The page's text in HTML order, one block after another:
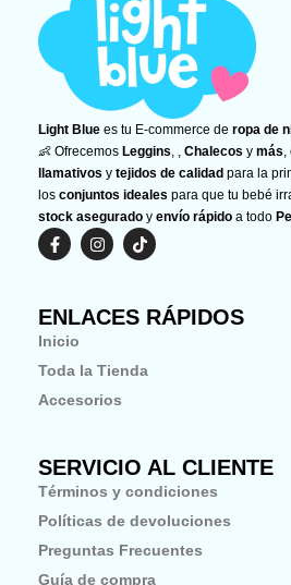
Light Blue es tu E-commerce de ropa de
👶 Ofrecemos Leggins, , Chalecos y más,
llamativos y tejidos de calidad para la
los conjuntos ideales para que tu bebé
stock asegurado y envío rápido a todo
F
a
c
o
o
k
-
f
I
n
s
g
m
T
i
k
k
ENLACES RÁPIDOS
Inicio
Toda la Tienda
Accesorios
SERVICIO AL CLIENTE
Términos y condiciones
Políticas de devoluciones
Preguntas Frecuentes
Guía de compra